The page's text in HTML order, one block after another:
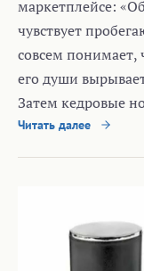
маркетплейсе:
чувствует
совсем понимает,
его души
Затем кедровые
Читать далее